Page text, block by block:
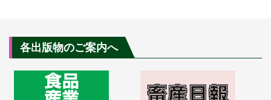
各出版物のご案内へ